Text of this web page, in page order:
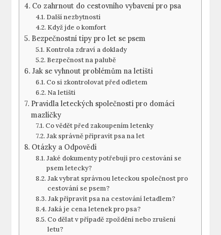
Co zahrnout do cestovního vybavení pro psa
Další nezbytnosti
Když jde o komfort
Bezpečnostní tipy pro let se psem
Kontrola zdraví a doklady
Bezpečnost na palubě
Jak se vyhnout problémům na letišti
Co si zkontrolovat před odletem
Na letišti
Pravidla leteckých společností pro domácí
mazlíčky
Co vědět před zakoupením letenky
Jak správně připravit psa na let
Otázky a Odpovědi
Jaké dokumenty potřebuji pro cestování se
psem letecky?
Jak vybrat správnou leteckou společnost pro
cestování se psem?
Jak připravit psa na cestování letadlem?
Jaká je cena letenek pro psa?
Co dělat v případě zpoždění nebo zrušení
letu?